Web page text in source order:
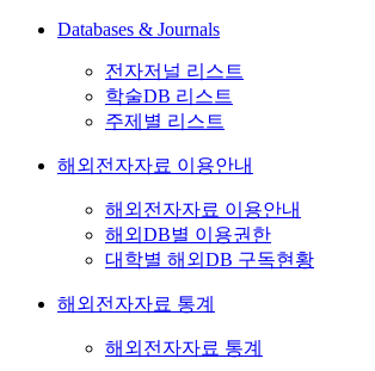
Databases & Journals
전자저널 리스트
학술DB 리스트
주제별 리스트
해외전자자료 이용안내
해외전자자료 이용안내
해외DB별 이용권한
대학별 해외DB 구독현황
해외전자자료 통계
해외전자자료 통계